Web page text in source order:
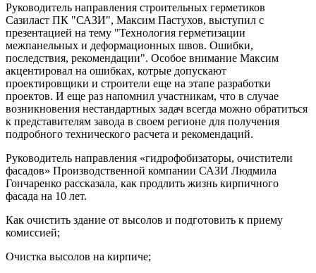
Руководитель направления строительных герметиков
Сазиласт ПК "САЗИ", Максим Пастухов, выступил с
презентацией на тему "Технология герметизации
межпанельных и деформационных швов. Ошибки,
последствия, рекомендации". Особое внимание Максим
акцентировал на ошибках, котрые допускают
проектировщики и строители еще на этапе разработки
проектов. И еще раз напомнил участникам, что в случае
возникновения нестандартных задач всегда можно обратиться
к представителям завода в своем регионе для получения
подробного технического расчета и рекомендаций.
Руководитель направления «гидрофобизаторы, очистители
фасадов» Производственной компании САЗИ Людмила
Гончаренко рассказала, как продлить жизнь кирпичного
фасада на 10 лет.
Как очистить здание от высолов и подготовить к приему
комиссией;
Очистка высолов на кирпиче;